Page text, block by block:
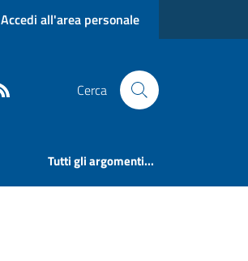
Accedi all'area personale
Cerca
Tutti gli argomenti...